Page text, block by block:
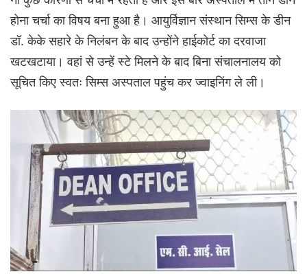
होना चर्चा का विषय बना हुआ है। आयुर्विज्ञान संस्थान सिम्स के डीन
डॉ. केके सहारे के निलंबन के बाद उन्होंने हाईकोर्ट का दरवाजा
खटखटाया। वहां से उन्हें स्टे मिलने के बाद बिना संचालनालय को
सूचित किए स्वतः सिम्स अस्पताल पहुंच कर ज्वाइनिंग ले ली।